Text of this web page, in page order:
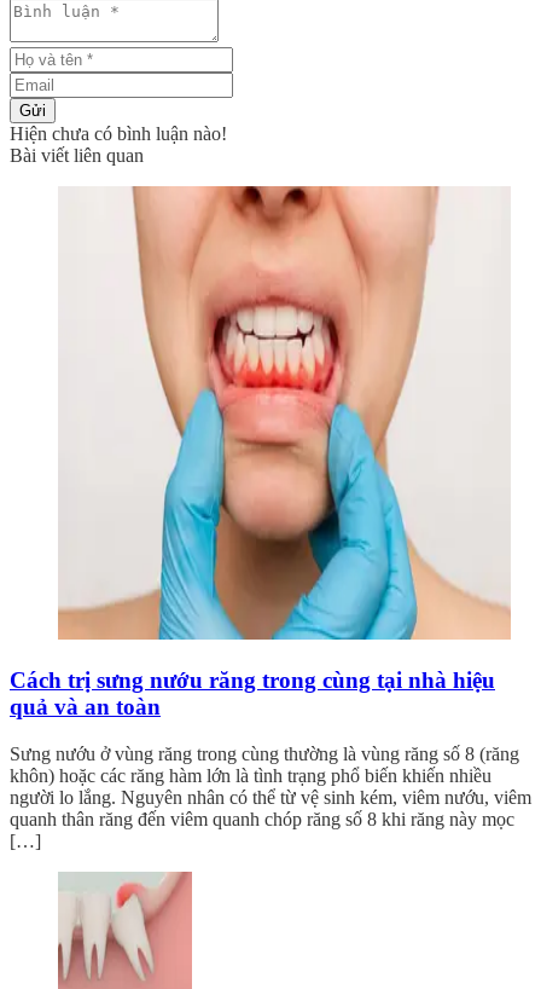
Gửi
Hiện chưa có bình luận nào!
Bài viết liên quan
Cách trị sưng nướu răng trong cùng tại nhà hiệu
quả và an toàn
Sưng nướu ở vùng răng trong cùng thường là vùng răng số 8 (răng
khôn) hoặc các răng hàm lớn là tình trạng phổ biến khiến nhiều
người lo lắng. Nguyên nhân có thể từ vệ sinh kém, viêm nướu, viêm
quanh thân răng đến viêm quanh chóp răng số 8 khi răng này mọc
[…]